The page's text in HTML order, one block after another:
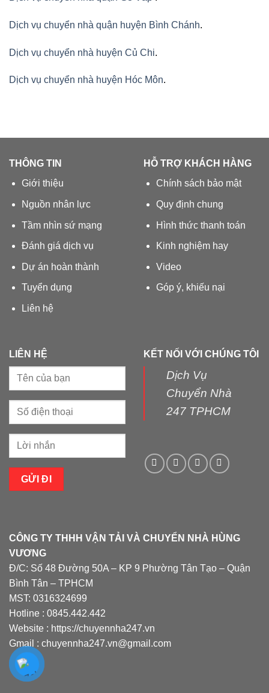
Dịch vụ chuyển nhà quận huyện Bình Chánh.
Dịch vụ chuyển nhà huyện Củ Chi.
Dịch vụ chuyển nhà huyện Hóc Môn.
THÔNG TIN
Giới thiệu
Nguồn nhân lực
Tầm nhìn sứ mạng
Đánh giá dịch vụ
Dự án hoàn thành
Tuyển dụng
Liên hệ
HỖ TRỢ KHÁCH HÀNG
Chính sách bảo mật
Quy định chung
Hình thức thanh toán
Kinh nghiệm hay
Video
Góp ý, khiếu nại
LIÊN HỆ KẾT NỐI VỚI CHÚNG TÔI
Dịch Vụ
Chuyển Nhà
247 TPHCM
CÔNG TY THHH VẬN TẢI VÀ CHUYỂN NHÀ HÙNG
VƯƠNG
Đ/C: Số 48 Đường 50A – KP 9 Phường Tân Tạo – Quận
Bình Tân – TPHCM
MST: 0316324699
Hotline : 0845.442.442
Website : https://chuyennha247.vn
Gmail : chuyennha247.vn@gmail.com